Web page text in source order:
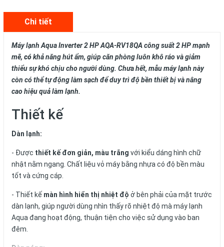
Chi tiết
Máy lạnh Aqua Inverter 2 HP AQA-RV18QA công suất 2 HP mạnh
mẽ, cókhả năng hút ẩm, giúp căn phòng luôn khô ráo và giảm
thiểu sự khó chịu cho người dùng. Chưa hết, mẫu máy lạnh này
còn có thể tự động làm sạch để duy trì độ bền thiết bị và nâng
cao hiệu quả làm lạnh.
Thiết kế
Dàn lạnh:
- Được thiết kế đơn giản, màu trắng với kiểu dáng hình chữ
nhật nằm ngang. Chất liệu vỏ máy bằng nhựa có độ bền màu
tốt và cứng cáp.
- Thiết kế màn hình hiển thị nhiệt độ ở bên phải của mặt trước
dàn lạnh, giúp người dùng nhìn thấy rõ nhiệt độ mà máy lạnh
Aqua đang hoạt động, thuận tiện cho việc sử dụng vào ban
đêm.